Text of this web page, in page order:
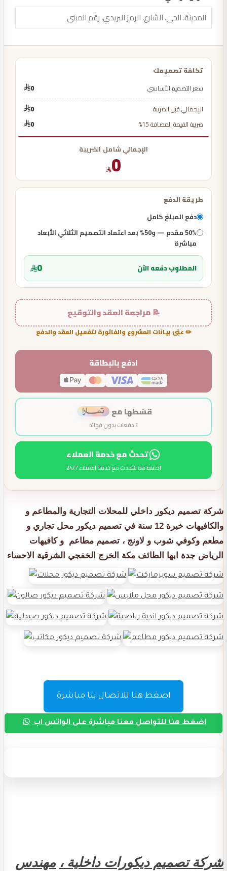
تكلفة تصميمك
سعر التصميم الأساسي
0
الإجمالي قبل الضريبة
0
ضريبة القيمة المضافة 15%
0
الإجمالي شامل الضريبة
0
طريقة الدفع
دفع المبلغ كامل
50% مقدم — و50% بعد اعتماد التصميم الثلاثي الأبعاد
مباشرة
المطلوب دفعه الآن 0
📝 مراجعة العقد والتوقيع
✏️ عبّئ بيانات المشروع والفاتورة لتفعيل العقد والدفع
ادفع بالبطاقة
قسّطها مع
٤ دفعات بدون فوائد
تحدث مع خدمة العملاء
اضغط هنا للتحدث مع خدمة العملاء 24/7
شركة تصميم ديكور داخلي للمحلات التجارية والمطاعم و
والكافيهات خبرة 12 سنة في تصميم ديكور محل تجاري و
مطعم وكوفي شوب و لاونج ، تصميم مطاعم و كافيهات
الرياض جدة ابها الطائف مكة الخرج الخفجي الشرقية الاحساء
اضغط هنا للاتصال بنا مباشرة
اضغط هنا للتواصل معنا مباشرة على الواتس اب
شركة تصميم ديكورات داخلية ، مهندس